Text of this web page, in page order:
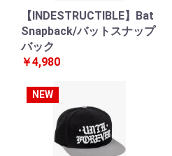
【INDESTRUCTIBLE】Bat
Snapback/バットスナップ
バック
￥4,980
NEW